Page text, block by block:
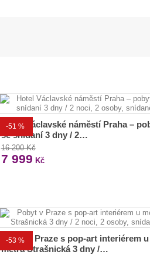
-51 %
Hotel Václavské náměstí Praha –
se snídaní 3 dny / 2…
16 200 Kč
7 999 Kč
-53 %
Pobyt v Praze s pop-art interiérem u
metra Strašnická 3 dny /…